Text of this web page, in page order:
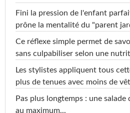
Fini la pression de l'enfant
prône la mentalité du "parent
Ce réflexe simple permet de
sans culpabiliser selon une
Les stylistes appliquent tous
plus de tenues avec moins de
Pas plus longtemps : une salade
au maximum...